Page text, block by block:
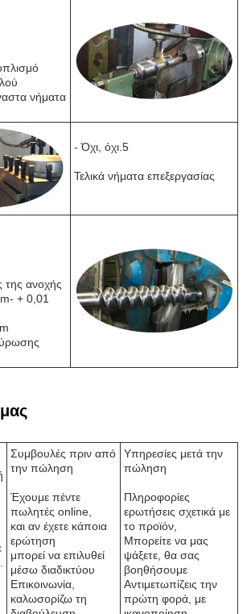
νήματα
- Όχι, όχι.5
Τελικά νήματα επεξεργασίας
της ανοχής
+ 0,01
Συμβουλές πριν από
την πώληση
Έχουμε πέντε
πωλητές online,
και αν έχετε κάποια
ερώτηση
μπορεί να επιλυθεί
μέσω διαδικτύου
Επικοινωνία,
καλωσορίζω τη
Υπηρεσίες μετά την
πώληση
Πληροφορίες
ερωτήσεις σχετικά με
το προϊόν,
Μπορείτε να μας
ψάξετε, θα σας
βοηθήσουμε
Αντιμετωπίζεις την
πρώτη φορά, με